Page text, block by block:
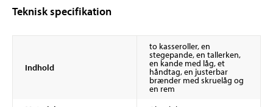
Teknisk specifikation
Indhold
to kasseroller, en
stegepande, en tallerken,
en kande med låg, et
håndtag, en justerbar
brænder med skruelåg og
en rem